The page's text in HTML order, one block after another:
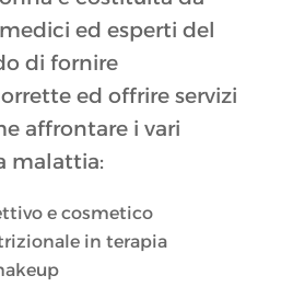
ed esperti del
di fornire
ed offrire servizi
affrontare i vari
malattia:
e cosmetico
in terapia